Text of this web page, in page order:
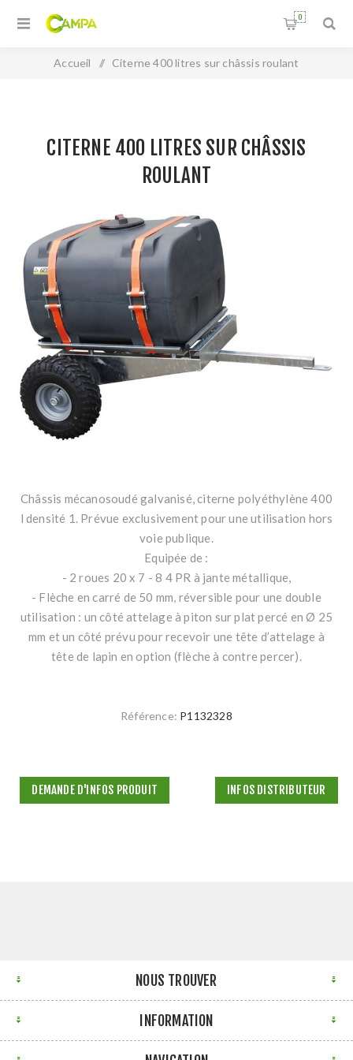
0
Accueil / Citerne 400 litres sur châssis roulant
CITERNE 400 LITRES SUR CHÂSSIS
ROULANT
Châssis mécanosoudé galvanisé, citerne polyéthylène 400
l densité 1. Prévue exclusivement pour une utilisation hors
voie publique.
Equipée de :
- 2 roues 20 x 7 - 8 4 PR à jante métallique,
- Flèche en carré de 50 mm, réversible pour une double
utilisation : un côté attelage à piton sur plat percé en Ø 25
mm et un côté prévu pour recevoir une tête d’attelage à
tête de lapin en option (flèche à contre percer).
Référence: P1132328
DEMANDE D'INFOS PRODUIT INFOS DISTRIBUTEUR
NOUS TROUVER
INFORMATION